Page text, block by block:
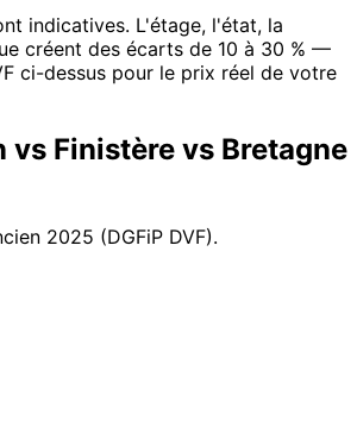
indicatives. L'étage, l'état, la
créent des écarts de 10 à 30 % —
ci-dessus pour le prix réel de votre
vs Finistère vs Bretagne
2025 (DGFiP DVF).